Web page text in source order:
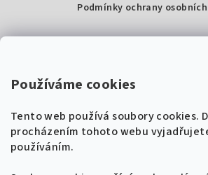
Používáme cookies
Tento web používá soubory cookies.
procházením tohoto webu
používáním.
Podmínky ochrany
Super Noty, s.r.o.
IČ: 04568672